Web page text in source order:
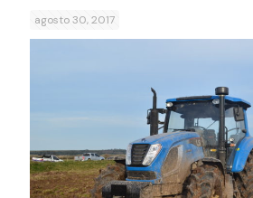
agosto 30, 2017